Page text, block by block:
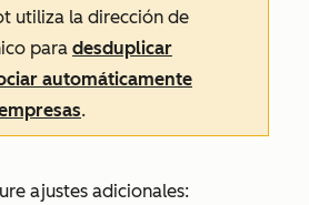
utiliza la dirección de
para desduplicar
automáticamente
.
ajustes adicionales: